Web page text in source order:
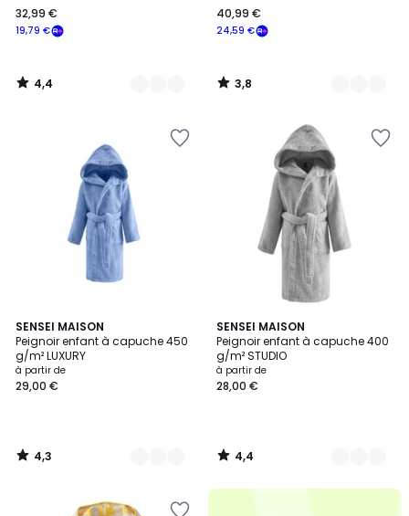
€
souscrivez
notre
programme
19,79 €
32,99 €
4,4
/
24,59 €
40,99 €
3,8
/
SENSEI MAISON
Peignoir enfant à capuche 450
g/m² LUXURY
à partir de
29,00 €
4,3
/ 5
11
Couleurs
4,3
/
SENSEI MAISON
Peignoir enfant à capuche 400
g/m² STUDIO
à partir de
28,00 €
4,4
/ 5
10
Couleurs
4,4
/